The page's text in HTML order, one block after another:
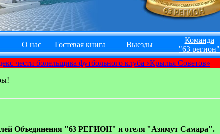
О нас Гостевая книга Выезды
Команда
"63 регион"
чести болельщика футбольного клуба «Крылья Советов»
Объединения "63 РЕГИОН" и отеля "Азимут Самара".